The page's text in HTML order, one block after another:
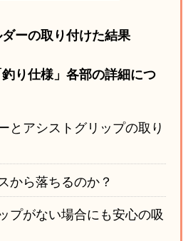
ーの取り付けた結果
り仕様」各部の詳細につ
とアシストグリップの取り
から落ちるのか？
プがない場合にも安心の吸